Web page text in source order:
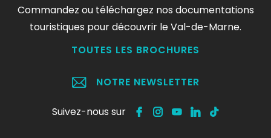
Commandez ou téléchargez nos documentations
touristiques pour découvrir le Val-de-Marne.
TOUTES LES BROCHURES
NOTRE NEWSLETTER
Suivez-nous sur